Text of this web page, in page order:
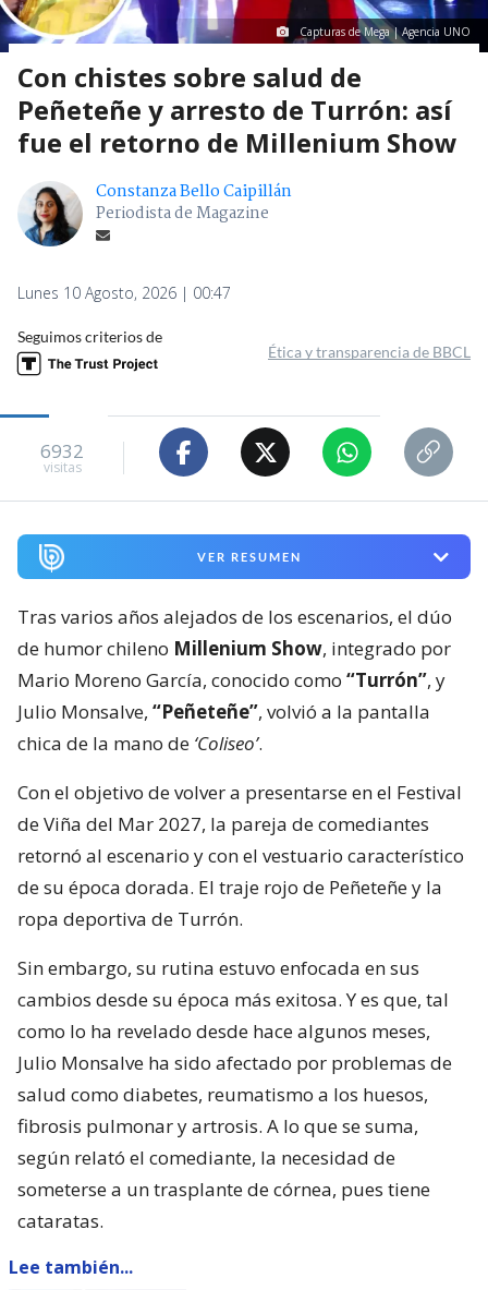
Capturas de Mega | Agencia UNO
Con chistes sobre salud de
Peñeteñe y arresto de Turrón: así
fue el retorno de Millenium Show
Constanza Bello Caipillán
Periodista de Magazine
Lunes 10 Agosto, 2026 | 00:47
Seguimos criterios de
Ética y transparencia de BBCL
6932
visitas
VER RESUMEN
Tras varios años alejados de los escenarios, el dúo
de humor chileno Millenium Show, integrado por
Mario Moreno García, conocido como “Turrón”, y
Julio Monsalve, “Peñeteñe”, volvió a la pantalla
chica de la mano de ‘Coliseo’.
Con el objetivo de volver a presentarse en el Festival
de Viña del Mar 2027, la pareja de comediantes
retornó al escenario y con el vestuario característico
de su época dorada. El traje rojo de Peñeteñe y la
ropa deportiva de Turrón.
Sin embargo, su rutina estuvo enfocada en sus
cambios desde su época más exitosa. Y es que, tal
como lo ha revelado desde hace algunos meses,
Julio Monsalve ha sido afectado por problemas de
salud como diabetes, reumatismo a los huesos,
fibrosis pulmonar y artrosis. A lo que se suma,
según relató el comediante, la necesidad de
someterse a un trasplante de córnea, pues tiene
cataratas.
Lee también...